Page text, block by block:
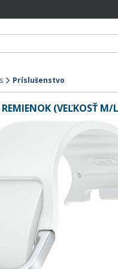
Príslušenstvo
(VEĽKOSŤ M/